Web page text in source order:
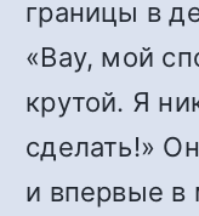
границы в
«Вау, мой
крутой. Я
сделать!»
и впервые в